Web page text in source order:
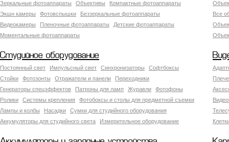
Зеркальные фотоаппараты Объективы
Компактные фотоаппараты
Экшн камеры
Фотовспышки
Беззеркальные фотоаппараты
Видеокамеры
Пленочные фотоаппараты
Детские фотоаппараты
Моментальные фотоаппараты
Все
Студийное оборудование
Постоянный свет Импульсный свет Синхронизаторы
Софтбоксы
Стойки
Фотозонты Отражатели и панели
Переходники
Генераторы спецэффектов
Патроны для ламп Журавли
Фотофоны
Ролики
Системы крепления
Фотобоксы и столы для предметной съемки
Лампы и колбы
Насадки
Сумки для студийного оборудования
Аккумуляторы для студийного света
Измерительное оборудование